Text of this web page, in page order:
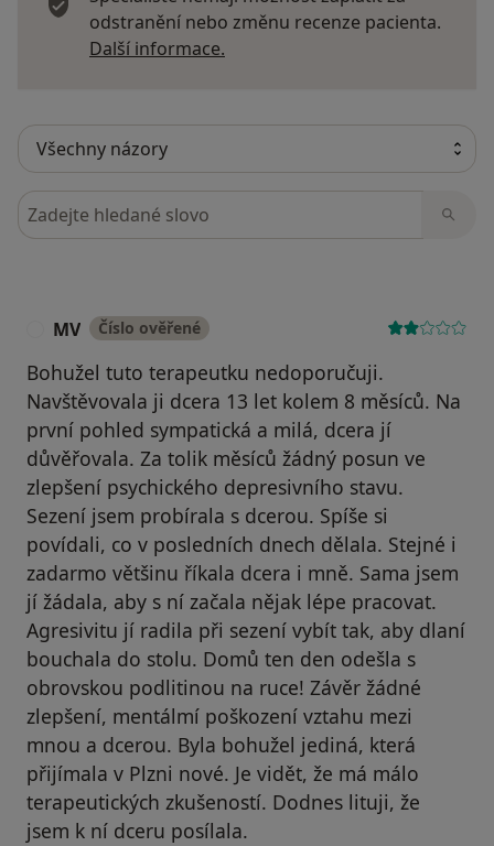
odstranění nebo změnu recenze pacienta.
Další informace.
Hledejte v názorech
MV Číslo ověřené
Bohužel tuto terapeutku nedoporučuji.
Navštěvovala ji dcera 13 let kolem 8 měsíců. Na
první pohled sympatická a milá, dcera jí
důvěřovala. Za tolik měsíců žádný posun ve
zlepšení psychického depresivního stavu.
Sezení jsem probírala s dcerou. Spíše si
povídali, co v posledních dnech dělala. Stejné i
zadarmo většinu říkala dcera i mně. Sama jsem
jí žádala, aby s ní začala nějak lépe pracovat.
Agresivitu jí radila při sezení vybít tak, aby dlaní
bouchala do stolu. Domů ten den odešla s
obrovskou podlitinou na ruce! Závěr žádné
zlepšení, mentálmí poškození vztahu mezi
mnou a dcerou. Byla bohužel jediná, která
přijímala v Plzni nové. Je vidět, že má málo
terapeutických zkušeností. Dodnes lituji, že
jsem k ní dceru posílala.